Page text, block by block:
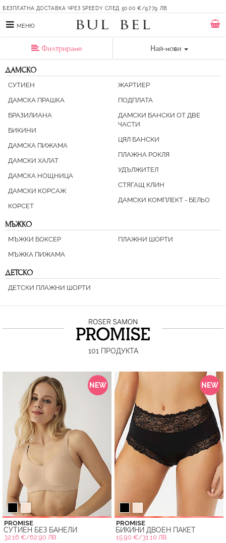
БЕЗПЛАТНА ДОСТАВКА ЧРЕЗ SPEEDY СЛЕД 50.00 €/97.79 ЛВ.
МЕНЮ
Филтриране Най-нови
ДАМСКО
СУТИЕН
ДАМСКА ПРАШКА
БРАЗИЛИАНА
БИКИНИ
ДАМСКА ПИЖАМА
ДАМСКИ ХАЛАТ
ДАМСКА НОЩНИЦА
ДАМСКИ КОРСАЖ
КОРСЕТ
ЖАРТИЕР
ПОДПЛАТА
ДАМСКИ БАНСКИ ОТ ДВЕ
ЧАСТИ
ЦЯЛ БАНСКИ
ПЛАЖНА РОКЛЯ
УДЪЛЖИТЕЛ
СТЯГАЩ КЛИН
ДАМСКИ КОМПЛЕКТ - БЕЛЬО
МЪЖКО
МЪЖКИ БОКСЕР
МЪЖКА ПИЖАМА
ПЛАЖНИ ШОРТИ
ДЕТСКО
ДЕТСКИ ПЛАЖНИ ШОРТИ
101ПРОДУКТА
NEW
PROMISE
СУТИЕН БЕЗ БАНЕЛИ
32.16 €/62.90 ЛВ.
NEW
PROMISE
БИКИНИ ДВОЕН ПАКЕТ
15.90 €/31.10 ЛВ.